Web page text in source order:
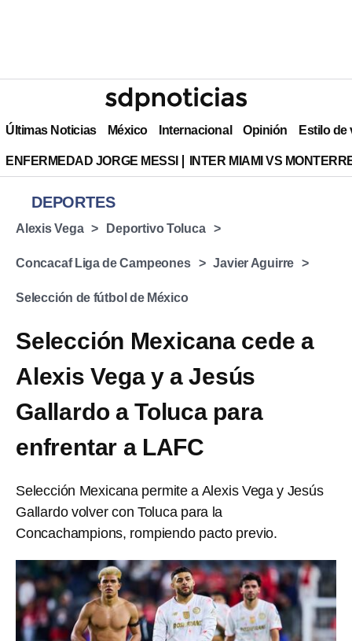
Últimas Noticias México Internacional Opinión Estilo de
ENFERMEDAD JORGE MESSI INTER MIAMI VS
DEPORTES
Alexis Vega Deportivo Toluca
Concacaf Liga de Campeones Javier Aguirre
Selección de fútbol de México
Selección Mexicana cede a
Alexis Vega y a Jesús
Gallardo a Toluca para
enfrentar a LAFC
Selección Mexicana permite a Alexis Vega y Jesús
Gallardo volver con Toluca para la
Concachampions, rompiendo pacto previo.